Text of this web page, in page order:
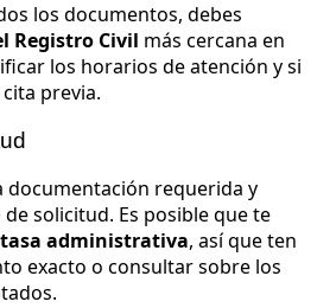
los documentos, debes
Registro Civil más cercana en
los horarios de atención y si
previa.
documentación requerida y
solicitud. Es posible que te
tasa administrativa, así que ten
exacto o consultar sobre los